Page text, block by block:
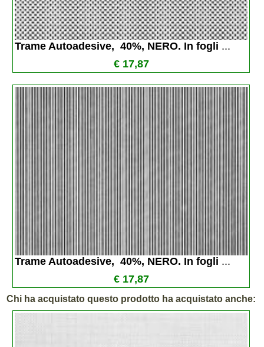
Trame Autoadesive,  40%, NERO. In fogli ...
€ 17,87
Trame Autoadesive,  40%, NERO. In fogli ...
€ 17,87
Chi ha acquistato questo prodotto ha acquistato anche: